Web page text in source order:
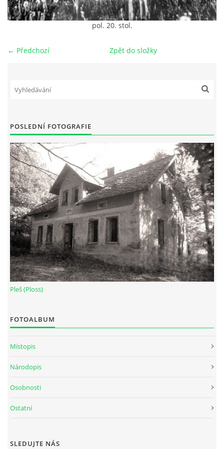
DŮL NA SLÍDU (NA KOLE)
Tento projekt je realizován za finanční podpory
© 2026 eStránky.cz |Aktualizováno: 17. 7. 2026|Nahoru ↑
pol. 20. stol.
← Předchozí Zpět do složky
POSLEDNÍ FOTOGRAFIE
Pleš (Ploss)
FOTOALBUM
Místopis
Národopis
Osobnosti
Ostatní
SLEDUJTE NÁS